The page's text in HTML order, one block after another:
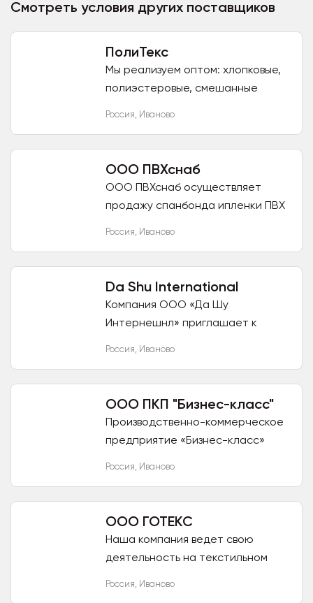
Смотреть условия других поставщиков
ПолиТекс
Мы реализуем оптом: хлопковые,
полиэстеровые, смешанные
Россия, Иваново
ООО ПВХснаб
ООО ПВХснаб осуществляет
продажу спанбонда ипленки ПВХ
Россия, Иваново
Da Shu International
Компания ООО «Да Шу
Интернешнл» приглашает к
Россия, Иваново
ООО ПКП "Бизнес-класс"
Производственно-коммерческое
предприятие «Бизнес-класс»
Россия, Иваново
ООО ГОТЕКС
Наша компания ведет свою
деятельность на текстильном
Россия, Иваново